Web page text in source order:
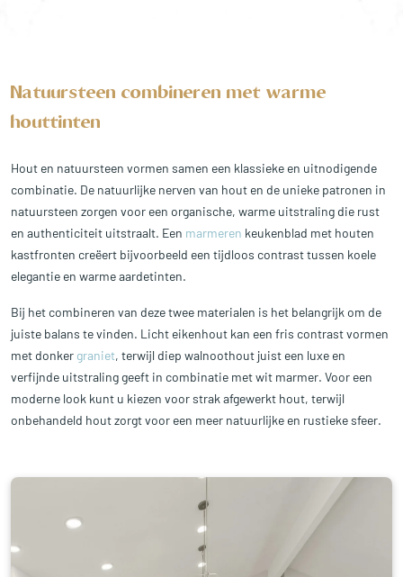
Natuursteen combineren met warme
houttinten
Hout en natuursteen vormen samen een klassieke en uitnodigende
combinatie. De natuurlijke nerven van hout en de unieke patronen in
natuursteen zorgen voor een organische, warme uitstraling die rust
en authenticiteit uitstraalt. Een marmeren keukenblad met houten
kastfronten creëert bijvoorbeeld een tijdloos contrast tussen koele
elegantie en warme aardetinten.
Bij het combineren van deze twee materialen is het belangrijk om de
juiste balans te vinden. Licht eikenhout kan een fris contrast vormen
met donker graniet, terwijl diep walnoothout juist een luxe en
verfijnde uitstraling geeft in combinatie met wit marmer. Voor een
moderne look kunt u kiezen voor strak afgewerkt hout, terwijl
onbehandeld hout zorgt voor een meer natuurlijke en rustieke sfeer.